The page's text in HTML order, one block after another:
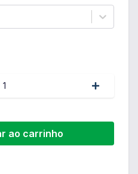
ao carrinho